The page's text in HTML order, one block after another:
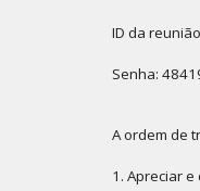
ID da
Senha:
A ordem de
1. Apreciar